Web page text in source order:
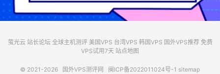
萤光云 站长论坛 全球主机测评 美国VPS 台湾VPS 韩国VPS 国外VPS推荐 免费
VPS试用7天 站点地图
© 2021-2026 国外VPS测评网 闽ICP备2022011024号-1 sitemap